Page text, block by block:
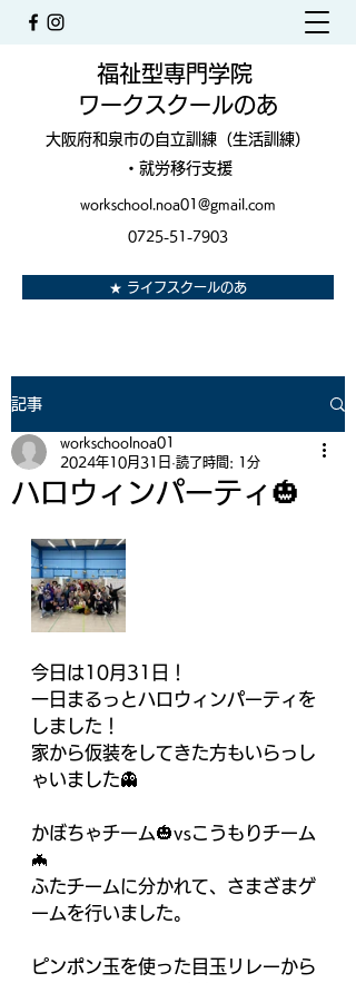
福祉型専門学院
ワークスクールのあ
大阪府和泉市の自立訓練（生活訓練）
・就労移行支援
workschool.noa01@gmail.com
0725-51-7903
★ ライフスクールのあ
記事
ハロウィンパーティ🎃
workschoolnoa01
2024年10月31日 読了時間: 1分
今日は10月31日！
一日まるっとハロウィンパーティを
しました！
家から仮装をしてきた方もいらっし
ゃいました👻
かぼちゃチーム🎃vsこうもりチーム
🦇
ふたチームに分かれて、さまざまゲ
ームを行いました。
ピンポン玉を使った目玉リレーから